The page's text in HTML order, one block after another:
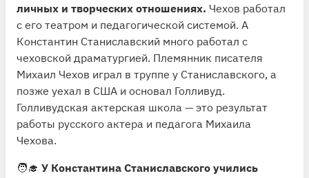
личных и творческих отношениях. Чехов работал
с его театром и педагогической системой. А
Константин Станиславский много работал с
чеховской драматургией. Племянник писателя
Михаил Чехов играл в труппе у Станиславского, а
позже уехал в США и основал Голливуд.
Голливудская актерская школа — это результат
работы русского актера и педагога Михаила
Чехова.
🧑‍🎓 У Константина Станиславского учились